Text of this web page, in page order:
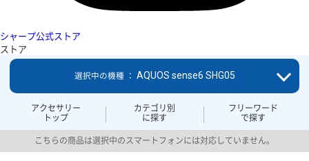
シャープ公式ストア
ストア
アクセサリー
トップ
カテゴリ別
に探す
フリーワード
で探す
選択中の機種 ： AQUOS sense6 SHG05
こちらの商品は選択中のスマートフォンには対応していません。